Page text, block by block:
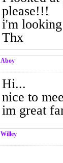
please!!!
i'm
Thx
Aboy
Hi...
nice to
im great
Willey